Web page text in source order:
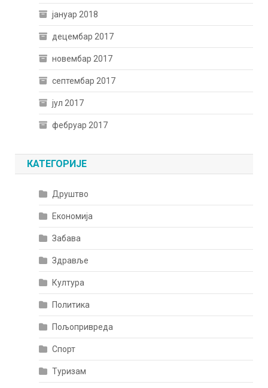
јануар 2018
децембар 2017
новембар 2017
септембар 2017
јул 2017
фебруар 2017
КАТЕГОРИЈЕ
Друштво
Економија
Забава
Здравље
Култура
Политика
Пољопривреда
Спорт
Туризам